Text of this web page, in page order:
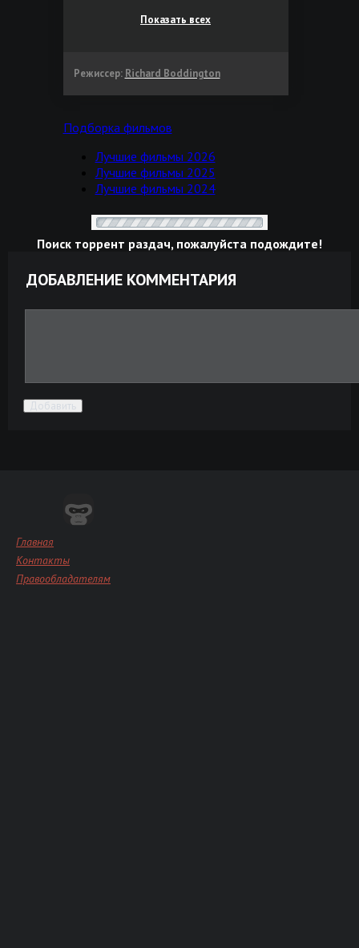
Показать всех
Режиссер: Richard Boddington
Подборка фильмов
Лучшие фильмы 2026
Лучшие фильмы 2025
Лучшие фильмы 2024
Поиск торрент раздач, пожалуйста подождите!
ДОБАВЛЕНИЕ КОММЕНТАРИЯ
Добавить
Главная
Контакты
Правообладателям